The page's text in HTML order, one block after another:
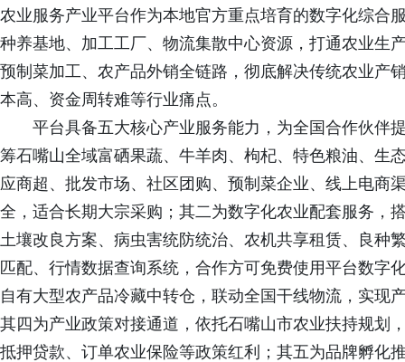
农业服务产业平台作为本地官方重点培育的数字化综合
种养基地、加工工厂、物流集散中心资源，打通农业生
预制菜加工、农产品外销全链路，彻底解决传统农业产
本高、资金周转难等行业痛点。
平台具备五大核心产业服务能力，为全国合作伙伴
筹石嘴山全域富硒果蔬、牛羊肉、枸杞、特色粮油、生
应商超、批发市场、社区团购、预制菜企业、线上电商
全，适合长期大宗采购；其二为数字化农业配套服务，
土壤改良方案、病虫害统防统治、农机共享租赁、良种
匹配、行情数据查询系统，合作方可免费使用平台数字
自有大型农产品冷藏中转仓，联动全国干线物流，实现
其四为产业政策对接通道，依托石嘴山市农业扶持规划
抵押贷款、订单农业保险等政策红利；其五为品牌孵化